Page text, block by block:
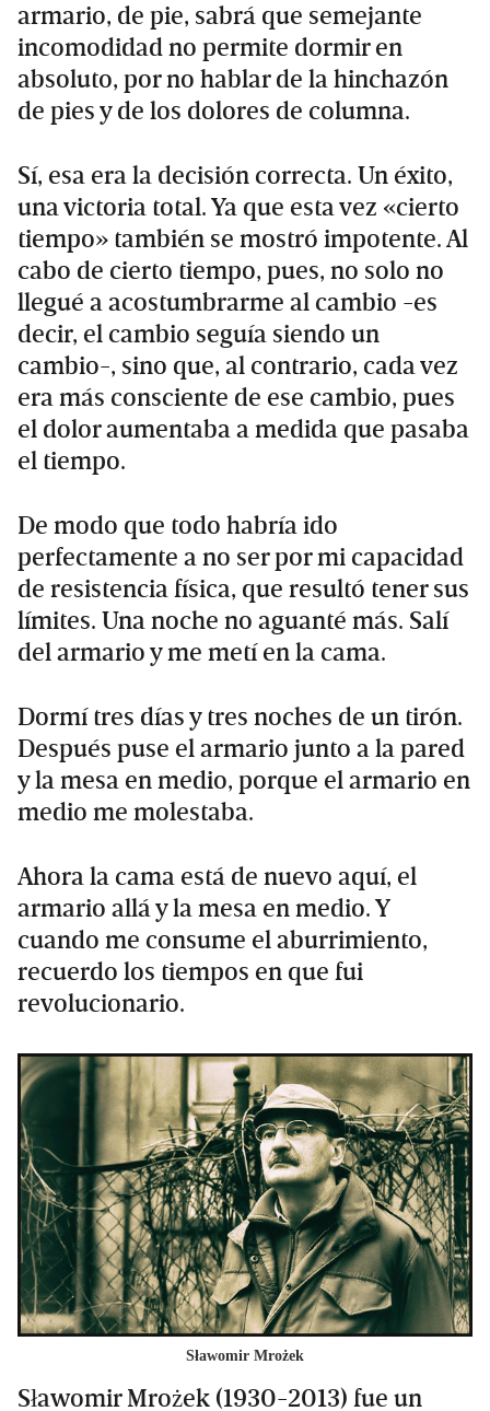
armario, de pie, sabrá que semejante
incomodidad no permite dormir en
absoluto, por no hablar de la hinchazón
de pies y de los dolores de columna.
Sí, esa era la decisión correcta. Un éxito,
una victoria total. Ya que esta vez «cierto
tiempo» también se mostró impotente. Al
cabo de cierto tiempo, pues, no solo no
llegué a acostumbrarme al cambio -es
decir, el cambio seguía siendo un
cambio-, sino que, al contrario, cada vez
era más consciente de ese cambio, pues
el dolor aumentaba a medida que pasaba
el tiempo.
De modo que todo habría ido
perfectamente a no ser por mi capacidad
de resistencia física, que resultó tener sus
límites. Una noche no aguanté más. Salí
del armario y me metí en la cama.
Dormí tres días y tres noches de un tirón.
Después puse el armario junto a la pared
y la mesa en medio, porque el armario en
medio me molestaba.
Ahora la cama está de nuevo aquí, el
armario allá y la mesa en medio. Y
cuando me consume el aburrimiento,
recuerdo los tiempos en que fui
revolucionario.
Sławomir Mrożek
Sławomir Mrożek (1930-2013) fue un